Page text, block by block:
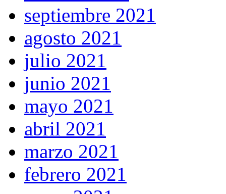
septiembre 2021
agosto 2021
julio 2021
junio 2021
mayo 2021
abril 2021
marzo 2021
febrero 2021